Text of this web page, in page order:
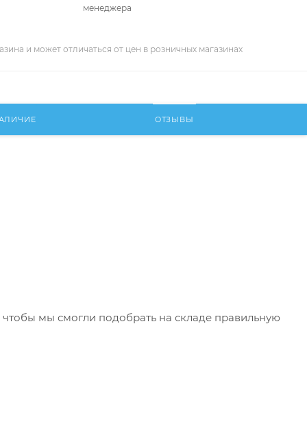
менеджера
и может отличаться от цен в розничных магазинах
ОТЗЫВЫ
мы смогли подобрать на складе правильную